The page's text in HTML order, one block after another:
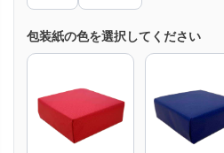
包装紙の色を選択してください